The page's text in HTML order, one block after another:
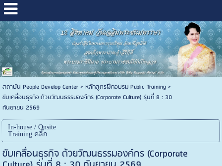
สถาบัน People Develop Center> หลักสูตรฝึกอบรม Public Training>
ขับเคลื่อนธุรกิจ ด้วยวัฒนธรรมองค์กร (Corporate Culture) รุ่นที่ 8 : 30
กันยายน 2569
In-house / Onsite
Training คลิ๊ก
ขับเคลื่อนธุรกิจ ด้วยวัฒนธรรมองค์กร (Corporate